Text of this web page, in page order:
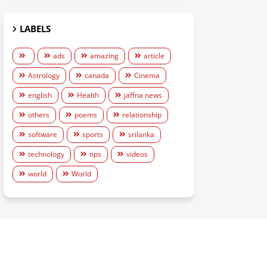
LABELS
ads amazing
article
Astrology
canada
Cinema
english
Health
jaffna news
others
poems
relationship
software
sports
srilanka
technology
tips
videos
world
World